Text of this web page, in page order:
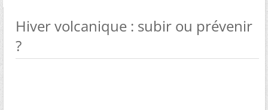
Hiver volcanique : subir ou prévenir
?